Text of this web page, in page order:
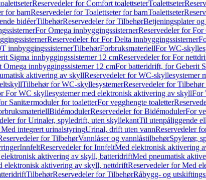
Reservedeler for Comfort toalettseterToalettseter
for barnReservedeler for Toalettseter for barnToalettseter
bidéerTilbehørReservedeler for TilbehørBetjeningsplater
For Omega innbyggingssisternerReservedeler for
Reservedeler for For Delta innbyggingssisterner
innbyggingssisternerTilbehørForbruksmateriellFor WC-
Sigma innbyggingssisterner 12 cmReservedeler for For
innbyggingssisterner 12 cmFor batteridrift, for Geberit
aktivering av skyllReservedeler for WC-skyllesystemer
Tilbehør for WC-skyllesystemerReservedeler for
For WC skyllesystemer med elektronisk aktivering av skyllFor
Sanitærmoduler for toaletterFor vegghengte toaletter
BidémodulerReservedeler for BidémodulerFor
for Urinaler, spyledrift, uten skyllekantTil utenpåliggende
integrert urinalstyringUrinal, drift uten vannReservedeler
for TilbehørVannlåser og vannlåstilbehørSpylerør,
InnfeltReservedeler for InnfeltMed elektronisk aktivering
aktivering av skyll, batteridriftMed pneumatisk
elektronisk aktivering av skyll, nettdriftReservedeler for Med
TilbehørReservedeler for TilbehørRåbygg- og